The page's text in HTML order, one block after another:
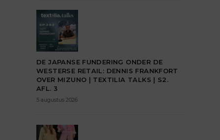
DE JAPANSE FUNDERING ONDER DE
WESTERSE RETAIL: DENNIS FRANKFORT
OVER MIZUNO | TEXTILIA TALKS | S2.
AFL. 3
5 augustus 2026